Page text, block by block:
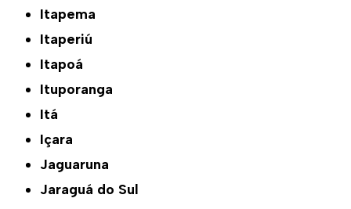
Itapema
Itaperiú
Itapoá
Ituporanga
Itá
Içara
Jaguaruna
Jaraguá do Sul